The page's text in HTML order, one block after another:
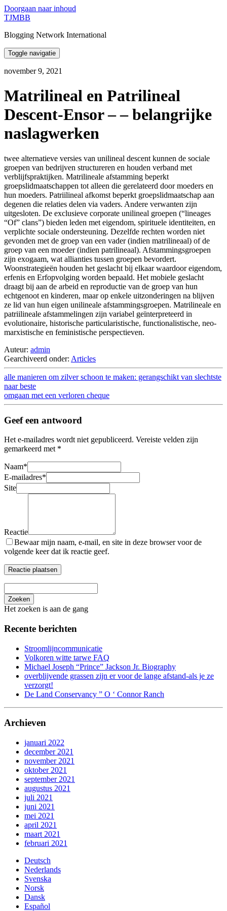
Doorgaan naar inhoud
TJMBB
Blogging Network International
Toggle navigatie
november 9, 2021
Matrilineal en Patrilineal
Descent-Ensor – – belangrijke
naslagwerken
twee alternatieve versies van unilineal descent kunnen de sociale
groepen van bedrijven structureren en houden verband met
verblijfspraktijken. Matrilineale afstamming beperkt
groepslidmaatschappen tot alleen die gerelateerd door moeders en
hun moeders. Patriilineal afkomst beperkt groepslidmaatschap aan
degenen die relaties delen via vaders. Andere verwanten zijn
uitgesloten. De exclusieve corporate unilineal groepen (“lineages
“Of” clans”) bieden leden met eigendom, spirituele identiteiten, en
verplichte sociale ondersteuning. Dezelfde rechten worden niet
gevonden met de groep van een vader (indien matrilineaal) of de
groep van een moeder (indien patrilineaal). Afstammingsgroepen
zijn exogaam, wat allianties tussen groepen bevordert.
Woonstrategieën houden het geslacht bij elkaar waardoor eigendom,
erfenis en Erfopvolging worden bepaald. Het mobiele geslacht
draagt bij aan de arbeid en reproductie van de groep van hun
echtgenoot en kinderen, maar op enkele uitzonderingen na blijven
ze lid van hun eigen unilineale afstammingsgroepen. Matrilineale en
patriilineale afstammelingen zijn variabel geïnterpreteerd in
evolutionaire, historische particularistische, functionalistische, neo‐
marxistische en feministische perspectieven.
Auteur: admin
Gearchiveerd onder: Articles
alle manieren om zilver schoon te maken: gerangschikt van slechtste
naar beste
omgaan met een verloren cheque
Geef een antwoord
Het e-mailadres wordt niet gepubliceerd. Vereiste velden zijn
gemarkeerd met *
Naam*
E-mailadres*
Site
Reactie
Bewaar mijn naam, e-mail, en site in deze browser voor de
volgende keer dat ik reactie geef.
Zoeken
Het zoeken is aan de gang
Recente berichten
Stroomlijncommunicatie
Volkoren witte tarwe FAQ
Michael Joseph “Prince” Jackson Jr. Biography
overblijvende grassen zijn er voor de lange afstand-als je ze
verzorgt!
De Land Conservancy ” O ‘ Connor Ranch
Archieven
januari 2022
december 2021
november 2021
oktober 2021
september 2021
augustus 2021
juli 2021
juni 2021
mei 2021
april 2021
maart 2021
februari 2021
Deutsch
Nederlands
Svenska
Norsk
Dansk
Español